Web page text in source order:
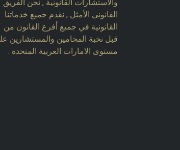
والاستشارات القانونية , نحن الفريق
القانوني الأمثل , نقدم جميع خدماتنا
القانونية في جميع أفرع القانون من
قبل نخبة المحامين والمستشارين
مستوى الامارات العربية المتحدة .